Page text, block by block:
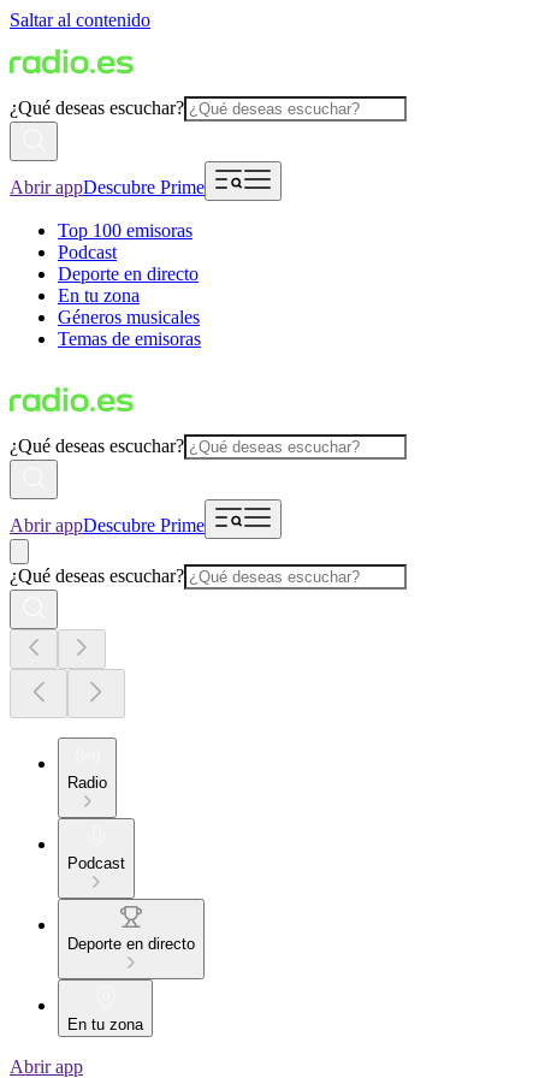
Saltar al contenido
¿Qué deseas escuchar?
Abrir appDescubre Prime
Top 100 emisoras
Podcast
Deporte en directo
En tu zona
Géneros musicales
Temas de emisoras
¿Qué deseas escuchar?
Abrir appDescubre Prime
¿Qué deseas escuchar?
Radio
Podcast
Deporte en directo
En tu zona
Abrir app